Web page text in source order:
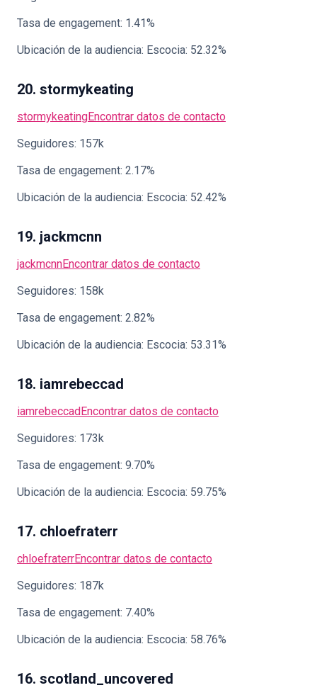
Tasa de engagement: 1.41%
Ubicación de la audiencia: Escocia: 52.32%
20. stormykeating
stormykeatingEncontrar datos de contacto
Seguidores: 157k
Tasa de engagement: 2.17%
Ubicación de la audiencia: Escocia: 52.42%
19. jackmcnn
jackmcnnEncontrar datos de contacto
Seguidores: 158k
Tasa de engagement: 2.82%
Ubicación de la audiencia: Escocia: 53.31%
18. iamrebeccad
iamrebeccadEncontrar datos de contacto
Seguidores: 173k
Tasa de engagement: 9.70%
Ubicación de la audiencia: Escocia: 59.75%
17. chloefraterr
chloefraterrEncontrar datos de contacto
Seguidores: 187k
Tasa de engagement: 7.40%
Ubicación de la audiencia: Escocia: 58.76%
16. scotland_uncovered